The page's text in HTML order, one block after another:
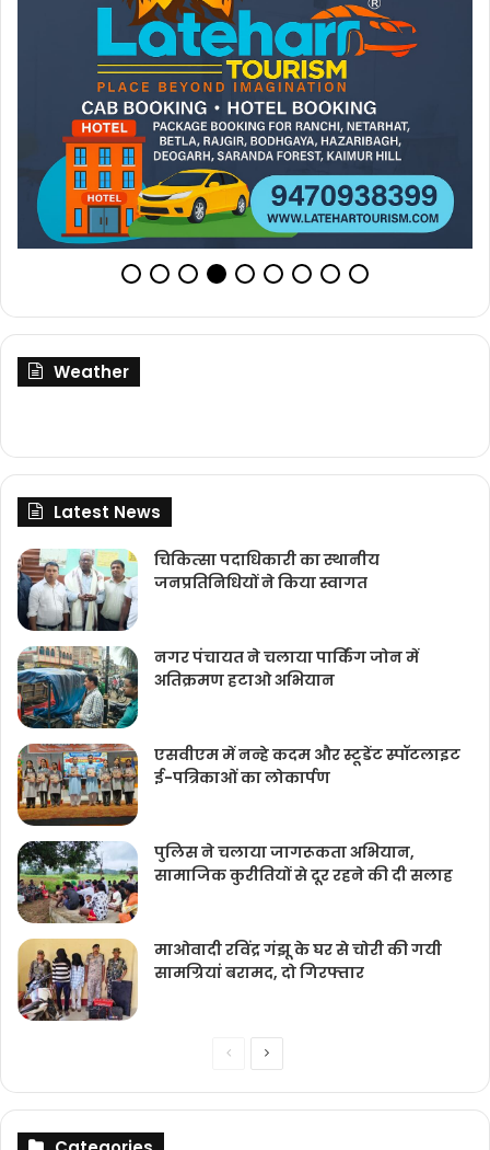
Weather
Latest News
चिकित्‍सा पदाधिकारी का स्थानीय
जनप्रतिनिधियों ने किया स्वागत
नगर पंचायत ने चलाया पार्किंग जोन में
अतिक्रमण हटाओ अभियान
एसवीएम में नन्हे कदम और स्टूडेंट स्पॉटलाइट
ई-पत्रिकाओं का लोकार्पण
पुलिस ने चलाया जागरूकता अभियान,
सामाजिक कुरीतियों से दूर रहने की दी सलाह
माओवादी रविंद्र गंझू के घर से चोरी की गयी
सामग्रियां बरामद, दो गिरफ्तार
PreviousNext